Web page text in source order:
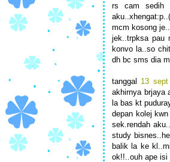
rs cam sedih
mcm kosong
jek..trpksa pau
konvo la..so
dh bc sms dia
tanggal 13 sept
akhirnya brjaya
la bas kt
depan kolej
sek.rendah
study
balik la ke
ok!!..ouh ape isi